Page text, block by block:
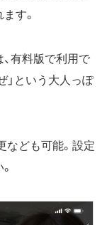
す。
有料版で利用で
」という大人っぽ
なども可能。設定